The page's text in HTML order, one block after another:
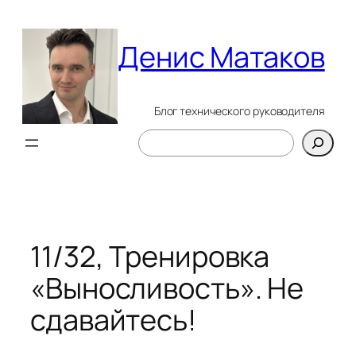
содержимому
Денис Матаков
Блог технического руководителя
Поиск
11/32, Тренировка
«Выносливость». Не
сдавайтесь!